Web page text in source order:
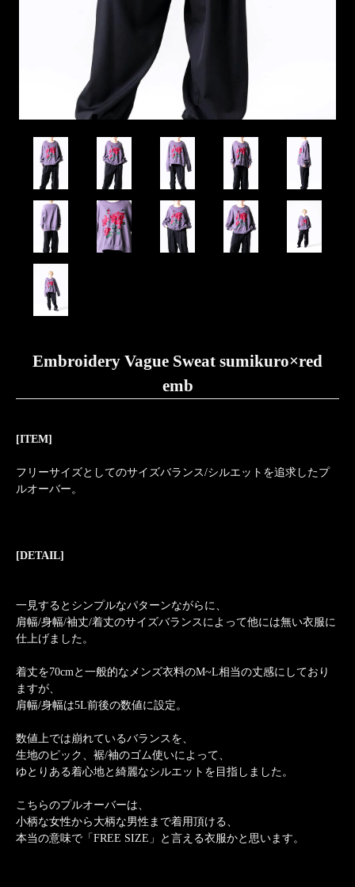
Embroidery Vague Sweat sumikuro×red
emb
[ITEM]
フリーサイズとしてのサイズバランス/シルエットを追求したプ
ルオーバー。
[DETAIL]
一見するとシンプルなパターンながらに、
肩幅/身幅/袖丈/着丈のサイズバランスによって他には無い衣服に
仕上げました。
着丈を70cmと一般的なメンズ衣料のM~L相当の丈感にしており
ますが、
肩幅/身幅は5L前後の数値に設定。
数値上では崩れているバランスを、
生地のピック、裾/袖のゴム使いによって、
ゆとりある着心地と綺麗なシルエットを目指しました。
こちらのプルオーバーは、
小柄な女性から大柄な男性まで着用頂ける、
本当の意味で「FREE SIZE」と言える衣服かと思います。